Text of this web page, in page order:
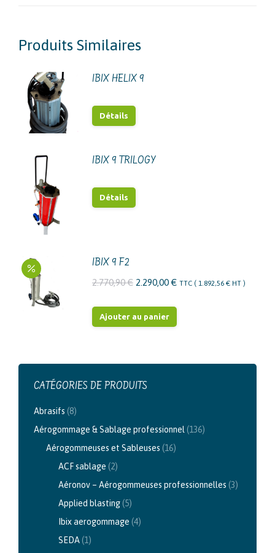
Produits Similaires
IBIX HELIX 9
Détails
IBIX 9 TRILOGY
Détails
IBIX 9 F2
2.770,90€ Le
initial
2.290,00 €Le
TTC ( 1.892,56 € HT )
Ajouter au panier
CATÉGORIES DE PRODUITS
Abrasifs (8)
Aérogommage & Sablage professionnel (136)
Aérogommeuses et Sableuses (16)
ACF sablage (2)
Aéronov – Aérogommeuses professionnelles (3)
Applied blasting(5)
Ibix aerogommage (4)
SEDA(1)